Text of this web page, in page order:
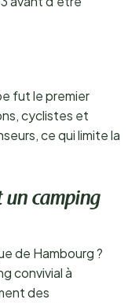
fut le premier
cyclistes et
ce qui limite la
un camping
de Hambourg ?
convivial à
des